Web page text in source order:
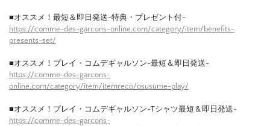
■オススメ！最短＆即日発送-特典・プレゼント付-
https://comme-des-garcons-online.com/category/item/benefits-
presents-set/
■オススメ！プレイ・コムデギャルソン-最短＆即日発送-
https://comme-des-garcons-
online.com/category/item/itemreco/osusume-play/
■オススメ！プレイ・コムデギャルソン-Tシャツ最短＆即日発送-
https://comme-des-garcons-